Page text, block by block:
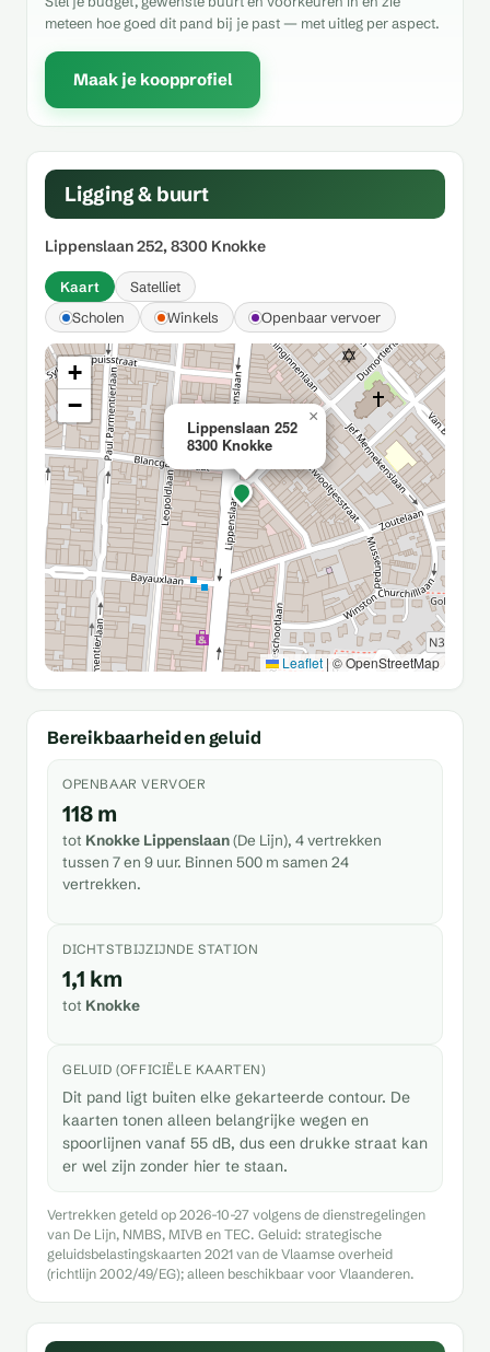
meteen hoe goed dit pand bij je past — met uitleg per aspect.
Maak je koopprofiel
Ligging & buurt
Lippenslaan 252, 8300 Knokke
Kaart
Satelliet
Scholen
Winkels Openbaar vervoer
Lippenslaan 252
8300 Knokke
×
+
−
Leaflet |© OpenStreetMap
Bereikbaarheid en geluid
OPENBAAR VERVOER
118 m
tot Knokke Lippenslaan(De Lijn), 4 vertrekken
tussen 7 en 9 uur. Binnen 500 m samen 24
vertrekken.
DICHTSTBIJZIJNDE STATION
1,1 km
tot Knokke
GELUID (OFFICIËLE KAARTEN)
Dit pand ligt buiten elke gekarteerde contour. De
kaarten tonen alleen belangrijke wegen en
spoorlijnen vanaf 55 dB, dus een drukke straat kan
er wel zijn zonder hier te staan.
Vertrekken geteld op 2026-10-27 volgens de dienstregelingen
van De Lijn, NMBS, MIVB en TEC. Geluid: strategische
geluidsbelastingskaarten 2021 van de Vlaamse overheid
(richtlijn 2002/49/EG); alleen beschikbaar voor Vlaanderen.